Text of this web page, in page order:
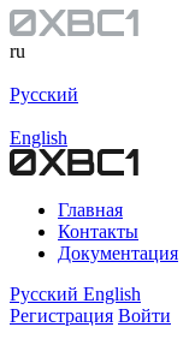
ru
Русский
English
Главная
Контакты
Документация
Русский English
Регистрация Войти